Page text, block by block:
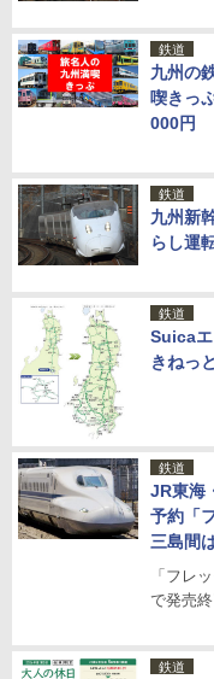
鉄道
九州の
喫きっ
000円
鉄道
九州新
らし運
鉄道
Suicaエ
きねっ
鉄道
JR東海
予約「
三島間
「フレ
で発売終
鉄道